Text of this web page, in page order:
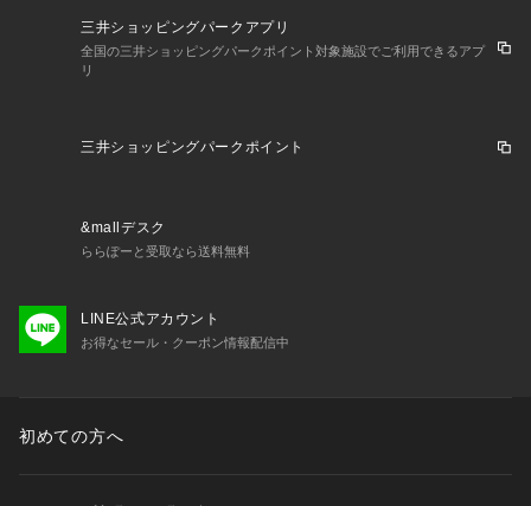
三井ショッピングパークアプリ
全国の三井ショッピングパークポイント対象施設でご利用できるアプ
リ
三井ショッピングパークポイント
&mallデスク
ららぽーと受取なら送料無料
LINE公式アカウント
お得なセール・クーポン情報配信中
初めての方へ